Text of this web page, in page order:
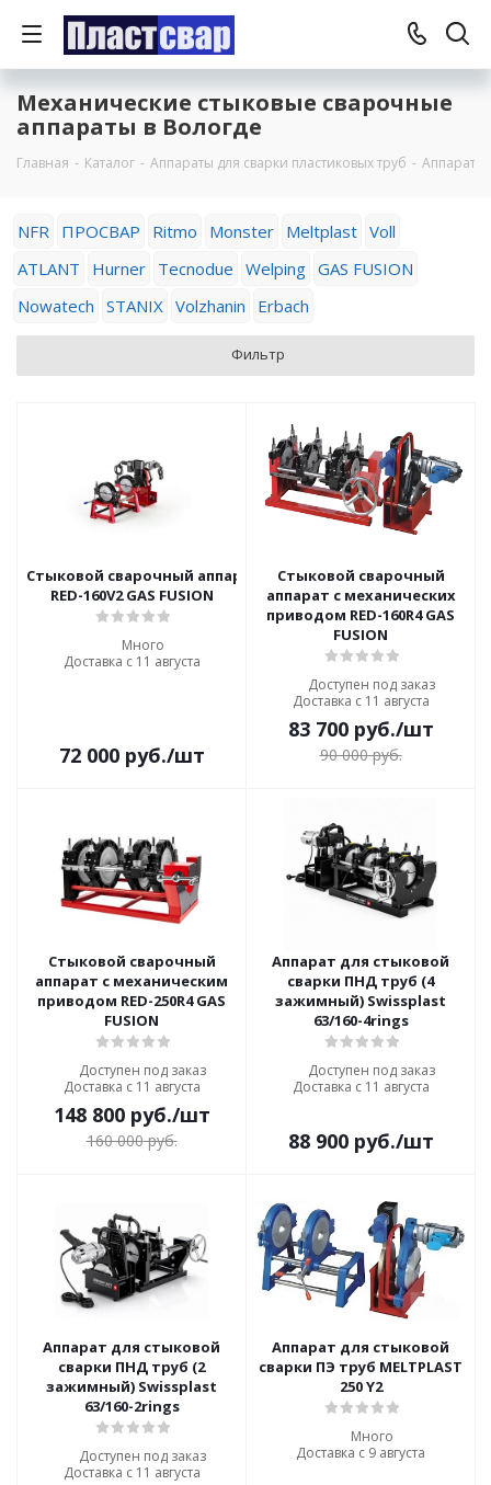
Механические стыковые сварочные
аппараты в Вологде
Главная - Каталог - Аппараты для сварки пластиковых труб - Аппараты
NFR ПРОСВАР Ritmo Monster Meltplast Voll
ATLANT
Hurner Tecnodue Welping GAS FUSION
Nowatech STANIX Volzhanin Erbach
Фильтр
Стыковой сварочный аппарат с механическим приводом
RED-160V2 GAS FUSION
Много
Доставка с 11 августа
72 000руб./шт
Стыковой сварочный
аппарат с механических
приводом RED-160R4 GAS
FUSION
Доступен под заказ
Доставка с 11 августа
83 700руб./шт
90 000руб.
Стыковой сварочный
аппарат с механическим
приводом RED-250R4 GAS
FUSION
Доступен под заказ
Доставка с 11 августа
148 800руб./шт
160 000руб.
Аппарат для стыковой
сварки ПНД труб (4
зажимный) Swissplast
63/160-4rings
Доступен под заказ
Доставка с 11 августа
88 900руб./шт
Аппарат для стыковой
сварки ПНД труб (2
зажимный) Swissplast
63/160-2rings
Доступен под заказ
Доставка с 11 августа
Аппарат для стыковой
сварки ПЭ труб MELTPLAST
250 Y2
Много
Доставка с 9 августа